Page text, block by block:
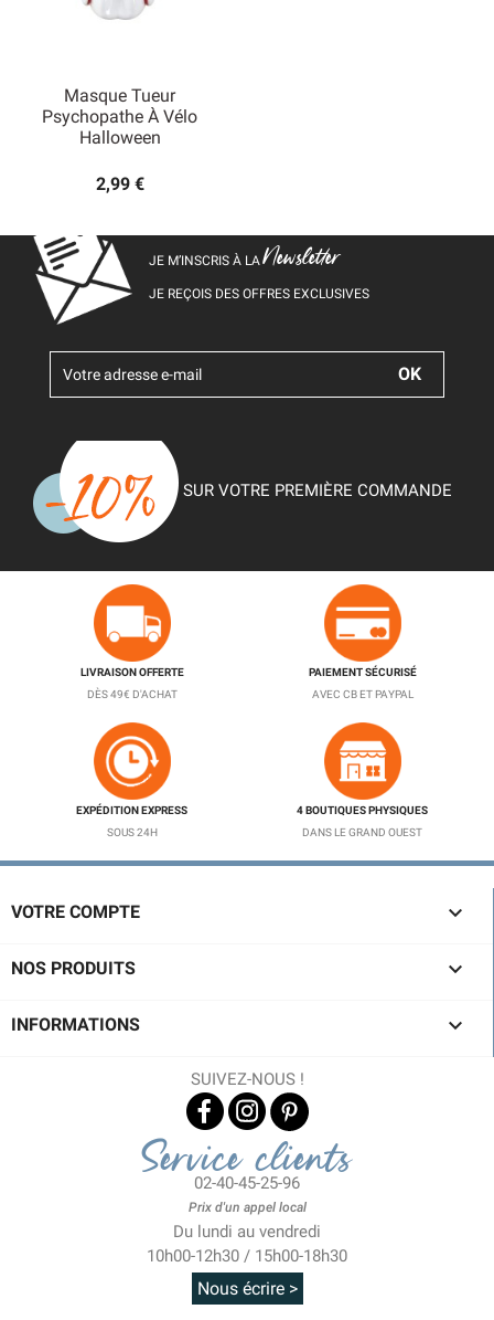
Masque Tueur
Psychopathe À Vélo
Halloween
2,99 €
JE M’INSCRIS À LANewsletter
JE REÇOIS DES OFFRES EXCLUSIVES
SUR VOTRE PREMIÈRE COMMANDE
LIVRAISON OFFERTE
DÈS 49€ D'ACHAT
PAIEMENT SÉCURISÉ
AVEC CB ET PAYPAL
EXPÉDITION EXPRESS
SOUS 24H
4 BOUTIQUES PHYSIQUES
DANS LE GRAND OUEST
VOTRE COMPTE 
NOS PRODUITS 
INFORMATIONS 
SUIVEZ-NOUS !
Service clients
02-40-45-25-96
Prix d'un appel local
Du lundi au vendredi
10h00-12h30 / 15h00-18h30
Nous écrire >